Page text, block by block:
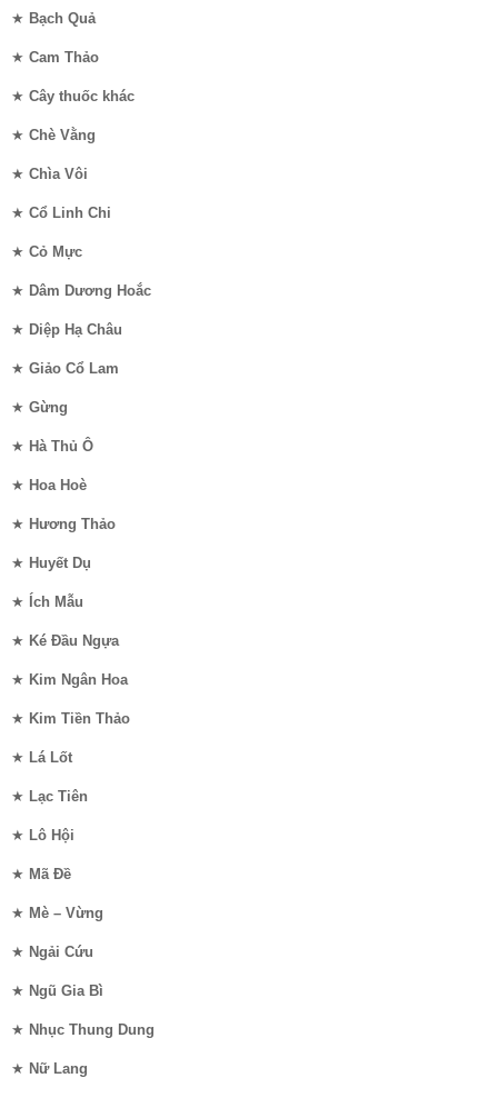
★ Bạch Quả
★ Cam Thảo
★ Cây thuốc khác
★ Chè Vằng
★ Chìa Vôi
★ Cổ Linh Chi
★ Cỏ Mực
★ Dâm Dương Hoắc
★ Diệp Hạ Châu
★ Giảo Cổ Lam
★ Gừng
★ Hà Thủ Ô
★ Hoa Hoè
★ Hương Thảo
★ Huyết Dụ
★ Ích Mẫu
★ Ké Đầu Ngựa
★ Kim Ngân Hoa
★ Kim Tiền Thảo
★ Lá Lốt
★ Lạc Tiên
★ Lô Hội
★ Mã Đề
★ Mè – Vừng
★ Ngải Cứu
★ Ngũ Gia Bì
★ Nhục Thung Dung
★ Nữ Lang